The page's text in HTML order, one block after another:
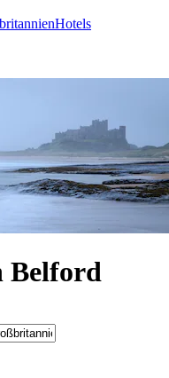
Hotels
Belford